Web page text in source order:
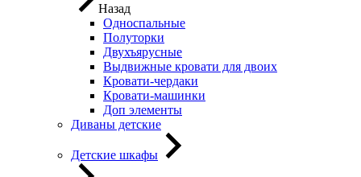
Назад
Односпальные
Полуторки
Двухъярусные
Выдвижные кровати для двоих
Кровати-чердаки
Кровати-машинки
Доп элементы
Диваны детские
Детские шкафы